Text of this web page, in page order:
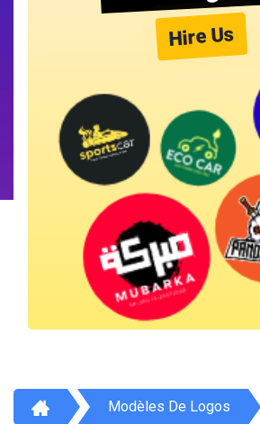
Hire Us
Modèles De Logos